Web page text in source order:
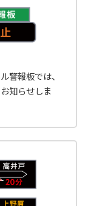
警報板では、
知らせしま